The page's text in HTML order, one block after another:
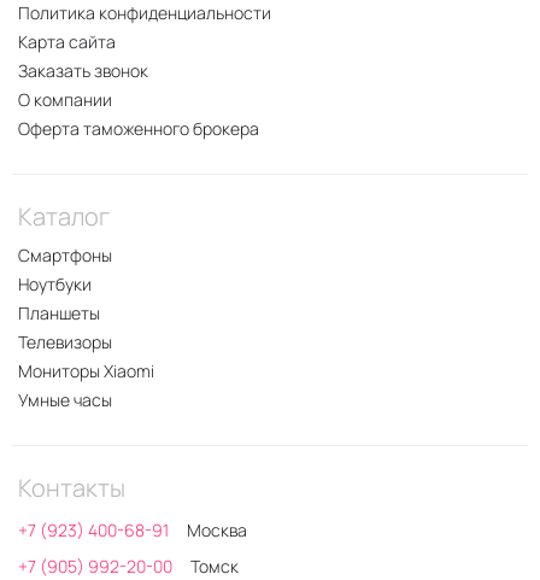
Политика конфиденциальности
Карта сайта
Заказать звонок
О компании
Оферта таможенного брокера
Каталог
Смартфоны
Ноутбуки
Планшеты
Телевизоры
Мониторы Xiaomi
Умные часы
Контакты
+7 (923) 400-68-91
Москва
+7 (905) 992-20-00
Томск